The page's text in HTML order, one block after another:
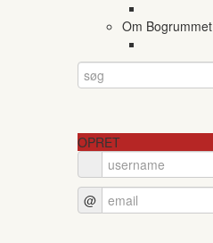
Om Bogrummet
OPRET
@